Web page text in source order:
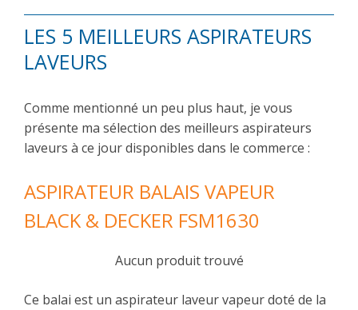
LES 5 MEILLEURS ASPIRATEURS
LAVEURS
Comme mentionné un peu plus haut, je vous
présente ma sélection des meilleurs aspirateurs
laveurs à ce jour disponibles dans le commerce :
ASPIRATEUR BALAIS VAPEUR
BLACK & DECKER FSM1630
Aucun produit trouvé
Ce balai est un aspirateur laveur vapeur doté de la